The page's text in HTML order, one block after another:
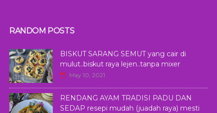
RANDOM POSTS
BISKUT SARANG SEMUT yang cair di
mulut..biskut raya lejen..tanpa mixer
May 10, 2021
RENDANG AYAM TRADISI PADU DAN
SEDAP resepi mudah (juadah raya) mesti